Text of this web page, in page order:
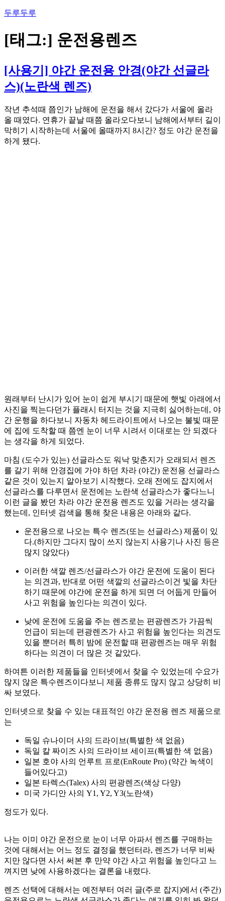
콘
츠
로
로
가
기
두루두루
[태그:] 운전용렌즈
[사용기] 야간 운전용 안경(야간 선글라
스)(노란색 렌즈)
작년 추석때 쯤인가 남해에 운전을 해서 갔다가 서울에 올라
올 때였다. 연휴가 끝날 때쯤 올라오다보니 남해에서부터 길이
막히기 시작하는데 서울에 올때까지 8시간? 정도 야간 운전을
하게 됐다.
원래부터 난시가 있어 눈이 쉽게 부시기 때문에 햇빛 아래에서
사진을 찍는다던가 플래시 터지는 것을 지극히 싫어하는데, 야
간 운행을 하다보니 자동차 헤드라이트에서 나오는 불빛 때문
에 집에 도착할 때 쯤엔 눈이 너무 시려서 이대로는 안 되겠다
는 생각을 하게 되었다.
마침 (도수가 있는) 선글라스도 워낙 맞춘지가 오래되서 렌즈
를 갈기 위해 안경집에 가야 하던 차라 (야간) 운전용 선글라스
같은 것이 있는지 알아보기 시작했다. 오래 전에도 잡지에서
선글라스를 다루면서 운전에는 노란색 선글라스가 좋다느니
이런 글을 봤던 차라 야간 운전용 렌즈도 있을 거라는 생각을
했는데, 인터넷 검색을 통해 찾은 내용은 아래와 같다.
운전용으로 나오는 특수 렌즈(또는 선글라스) 제품이 있
다.(하지만 그다지 많이 쓰지 않는지 사용기나 사진 등은
많지 않았다)
이러한 색깔 렌즈/선글라스가 야간 운전에 도움이 된다
는 의견과, 반대로 어떤 색깔의 선글라스이건 빛을 차단
하기 때문에 야간에 운전을 하게 되면 더 어둡게 만들어
사고 위험을 높인다는 의견이 있다.
낮에 운전에 도움을 주는 렌즈로는 편광렌즈가 가끔씩
언급이 되는데 편광렌즈가 사고 위험을 높인다는 의견도
있을 뿐더러 특히 밤에 운전할 때 편광렌즈는 매우 위험
하다는 의견이 더 많은 것 같았다.
하여튼 이러한 제품들을 인터넷에서 찾을 수 있었는데 수요가
많지 않은 특수렌즈이다보니 제품 종류도 많지 않고 상당히 비
싸 보였다.
인터넷으로 찾을 수 있는 대표적인 야간 운전용 렌즈 제품으로
는
독일 슈나이더 사의 드라이브(특별한 색 없음)
독일 칼 짜이즈 사의 드라이브 세이프(특별한 색 없음)
일본 호야 사의 언루트 프로(EnRoute Pro) (약간 녹색이
들어있다고)
일본 타렉스(Talex) 사의 편광렌즈(색상 다양)
미국 가디안 사의 Y1, Y2, Y3(노란색)
정도가 있다.
나는 이미 야간 운전으로 눈이 너무 아파서 렌즈를 구매하는
것에 대해서는 어느 정도 결정을 했던터라, 렌즈가 너무 비싸
지만 않다면 사서 써본 후 만약 야간 사고 위험을 높인다고 느
껴지면 낮에 사용하겠다는 결론을 내렸다.
렌즈 선택에 대해서는 예전부터 여러 글(주로 잡지)에서 (주간)